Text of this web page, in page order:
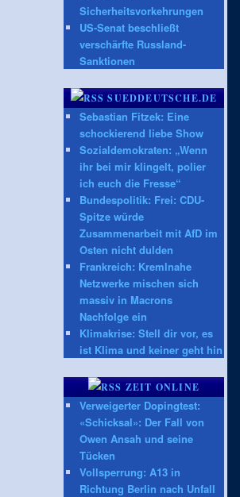
Sicherheitsvorkehrungen
US-Senat beschließt
verschärfte Russland-
Sanktionen
SUEDDEUTSCHE.DE
Sebastian Fitzek: Eine
schockierend liebe Show
Sozialdemokraten: „Wenn
ihr bei mir klingelt, polier
ich euch die Fresse“
Bundespolitik: Frei: CDU-
Spitze würde
Zusammenarbeit mit AfD im
Osten nicht dulden
Frankreich: Kremlnahe
Netzwerke mischen sich
massiv in Macrons
Nachfolge ein
Klimakrise: Stell dir vor, es
ist Klima und keiner geht hin
ZEIT ONLINE
Verweigerter Dopingtest:
«Schicksal»: Der Fall von
Owen Ansah und seine
Tücken
Vollsperrung: A13 in
Richtung Berlin nach Unfall